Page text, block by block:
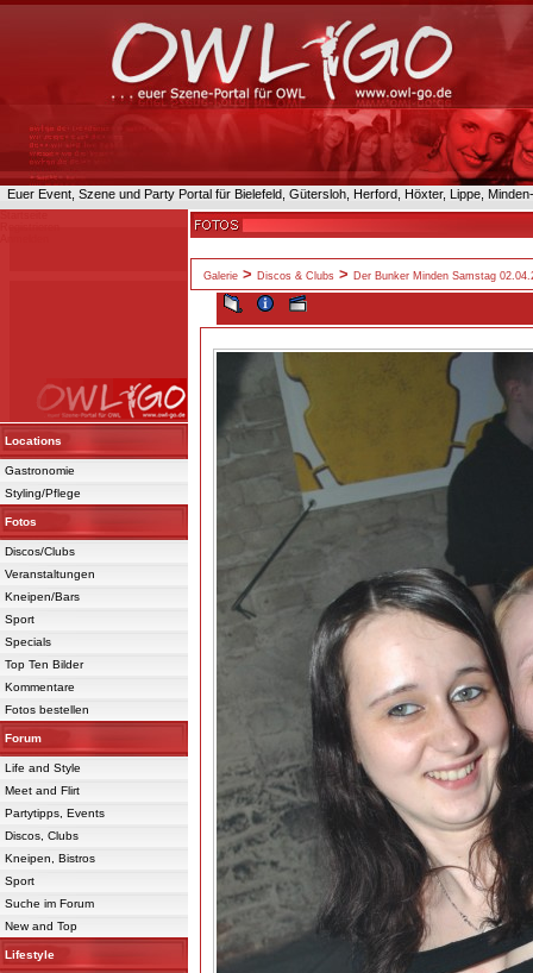
Euer Event, Szene und Party Portal für Bielefeld, Gütersloh, Herford, Höxter, Lippe,
Locations
Gastronomie
Styling/Pflege
Fotos
Discos/Clubs
Veranstaltungen
Kneipen/Bars
Sport
Specials
Top Ten Bilder
Kommentare
Fotos bestellen
Forum
Life and Style
Meet and Flirt
Partytipps, Events
Discos, Clubs
Kneipen, Bistros
Sport
Suche im Forum
New and Top
Lifestyle
Galerie > Discos & Clubs > Der Bunker Minden Samstag